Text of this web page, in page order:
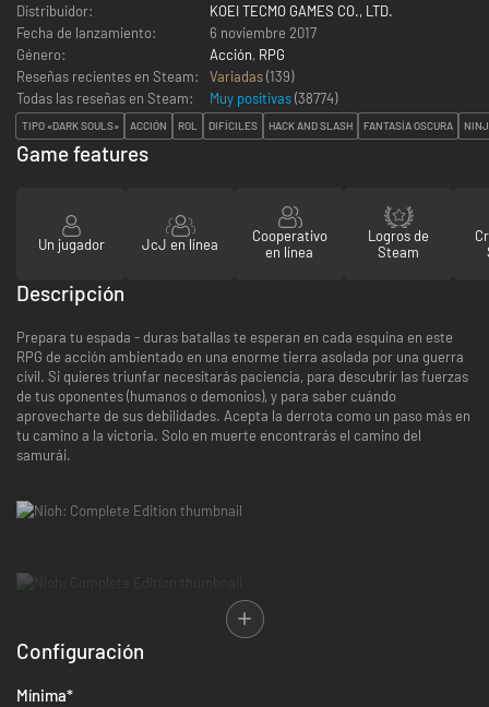
Distribuidor:
KOEI TECMO GAMES CO., LTD.
Fecha de lanzamiento:
6 noviembre 2017
Género:
Acción, RPG
Reseñas recientes en Steam:
Variadas(139)
Todas las reseñas en Steam:
Muy positivas(38774)
TIPO «DARK SOULS» ACCIÓN ROL DIFÍCILES HACK AND SLASH FANTASÍA OSCURA
Game features
Un jugador JcJ en línea
Cooperativo
en línea
Logros de
Steam
Descripción
Prepara tu espada - duras batallas te esperan en cada esquina en este
RPG de acción ambientado en una enorme tierra asolada por una guerra
civil. Si quieres triunfar necesitarás paciencia, para descubrir las fuerzas
de tus oponentes (humanos o demonios), y para saber cuándo
aprovecharte de sus debilidades. Acepta la derrota como un paso más en
tu camino a la victoria. Solo en muerte encontrarás el camino del
samurái.
La edición completa incluye todo el juego, así como las tres expansiones
sublevado y el Fin de la tragedia.
Configuración
Mínima*